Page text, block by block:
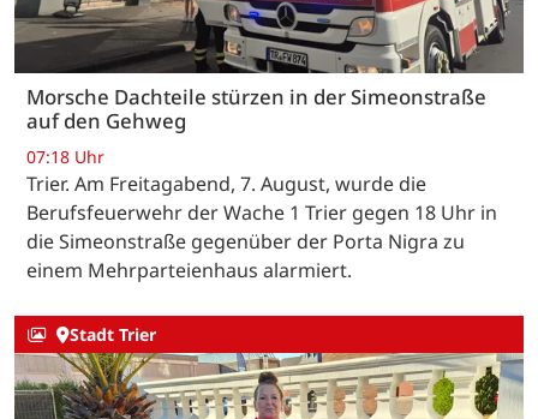
Morsche Dachteile stürzen in der Simeonstraße
auf den Gehweg
07:18 Uhr
Trier. Am Freitagabend, 7. August, wurde die
Berufsfeuerwehr der Wache 1 Trier gegen 18 Uhr in
die Simeonstraße gegenüber der Porta Nigra zu
einem Mehrparteienhaus alarmiert.
Stadt Trier